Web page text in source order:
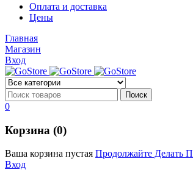
Диоды
Оплата и доставка
Цены
Главная
Магазин
Вход
0
Корзина (0)
Ваша корзина пустая Продолжайте Делать
Вход